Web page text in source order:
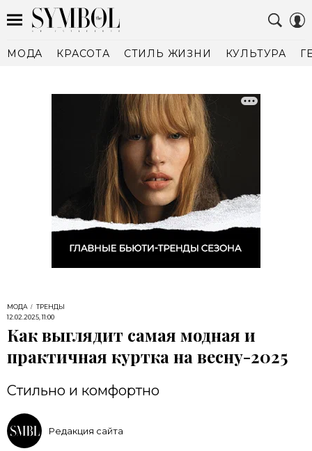
МОДА КРАСОТА СТИЛЬ ЖИЗНИ КУЛЬТУРА
МОДА
ТРЕНДЫ
12.02.2025, 11:00
Как выглядит самая модная и
практичная куртка на весну-2025
​Стильно и комфортно
Редакция сайта